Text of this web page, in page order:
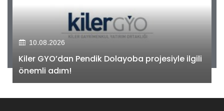
10.08.2026
Kiler GYO’dan Pendik Dolayoba projesiyle ilgili
önemli adım!